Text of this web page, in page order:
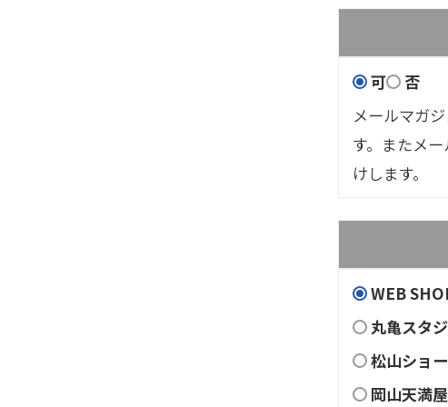
可
否
メールマガ
す。またメ
けします。
WEB
丸亀スタ
松山ショ
岡山天満